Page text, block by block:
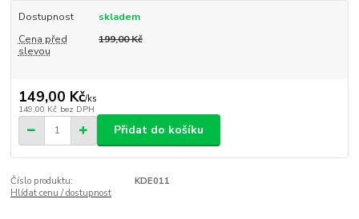
Dostupnost
skladem
Cena před
slevou
199,00 Kč
149,00 Kč/ks
149,00 Kč bez DPH
Přidat do košíku
Číslo produktu:
KDE011
Hlídat cenu / dostupnost